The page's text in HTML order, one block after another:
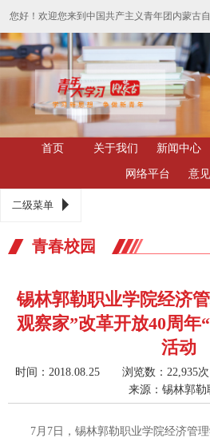
您好！欢迎您来到中国共产主义青年团内蒙古
首页 关于我们 新闻中心
网络平台 意
二级菜单
青春校园
锡林郭勒职业学院经济
观察家”改革开放40周年
活动
时间：2018.08.25 浏览数：22,935
来源：锡林郭勒
7月7日，锡林郭勒职业学院经济管